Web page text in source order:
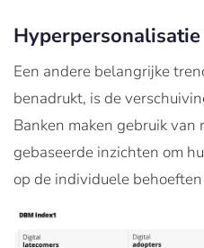
Een andere belangrijke
benadrukt, is de
Banken maken gebruik van
gebaseerde inzichten om
op de individuele